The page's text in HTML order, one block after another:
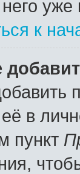
уже
к
её в
пункт